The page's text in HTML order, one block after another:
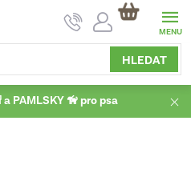
HLEDAT
NÁKUPNÍ
KOŠÍK
a PAMLSKY 🦮 pro psa